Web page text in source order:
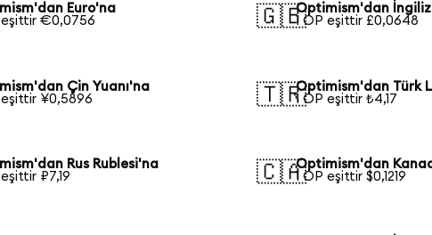
Euro'na
eşittir €0,0756
🇬🇧Optimism'dan
1 OP eşittir £0,0648
Çin Yuanı'na
eşittir ¥0,5896
🇹🇷Optimism'dan Türk
1 OP eşittir ₺4,17
Rus Rublesi'na
eşittir ₽7,19
🇨🇦Optimism'dan
1 OP eşittir $0,1219